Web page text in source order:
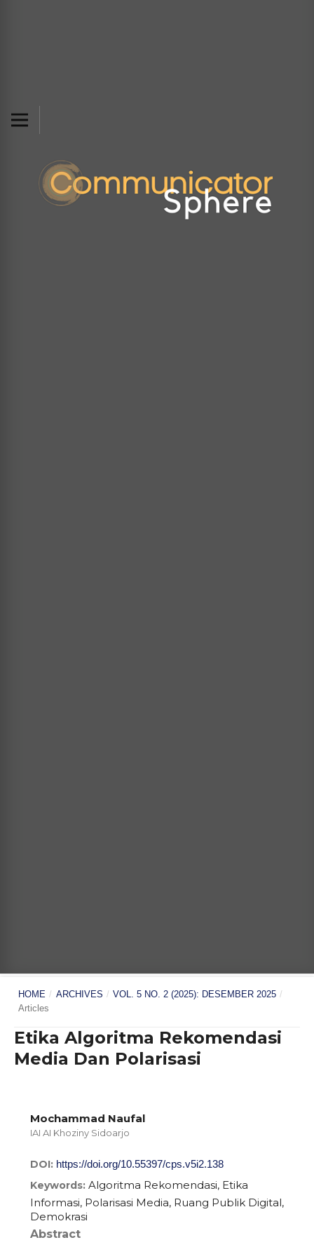
HOME / ARCHIVES / VOL. 5 NO. 2 (2025): DESEMBER 2025 /
Articles
Etika Algoritma Rekomendasi
Media Dan Polarisasi
Mochammad Naufal
IAI AI Khoziny Sidoarjo
DOI: https://doi.org/10.55397/cps.v5i2.138
Keywords: Algoritma Rekomendasi, Etika
Informasi, Polarisasi Media, Ruang Publik Digital,
Demokrasi
Abstract